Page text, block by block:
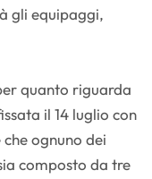
gli equipaggi,
quanto riguarda
il 14 luglio con
ognuno dei
composto da tre